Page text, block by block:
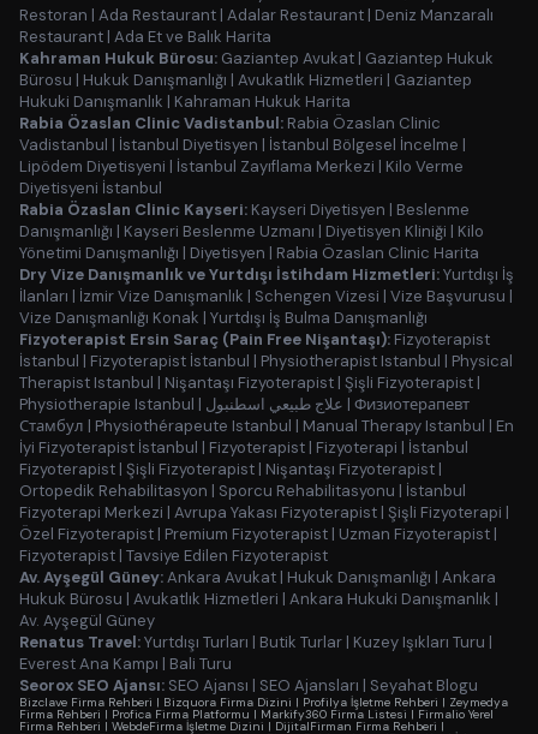
Restoran | Ada Restaurant | Adalar Restaurant | Deniz Manzaralı
Restaurant | Ada Et ve Balık Harita
Kahraman Hukuk Bürosu: Gaziantep Avukat | Gaziantep Hukuk
Bürosu | Hukuk Danışmanlığı | Avukatlık Hizmetleri | Gaziantep
Hukuki Danışmanlık | Kahraman Hukuk Harita
Rabia Özaslan Clinic Vadistanbul: Rabia Özaslan Clinic
Vadistanbul | İstanbul Diyetisyen | İstanbul Bölgesel İncelme |
Lipödem Diyetisyeni | İstanbul Zayıflama Merkezi | Kilo Verme
Diyetisyeni İstanbul
Rabia Özaslan Clinic Kayseri: Kayseri Diyetisyen | Beslenme
Danışmanlığı | Kayseri Beslenme Uzmanı | Diyetisyen Kliniği | Kilo
Yönetimi Danışmanlığı | Diyetisyen | Rabia Özaslan Clinic Harita
Dry Vize Danışmanlık ve Yurtdışı İstihdam Hizmetleri:Yurtdışı İş
İlanları | İzmir Vize Danışmanlık | Schengen Vizesi | Vize Başvurusu |
Vize Danışmanlığı Konak | Yurtdışı İş Bulma Danışmanlığı
Fizyoterapist Ersin Saraç (Pain Free Nişantaşı): Fizyoterapist
İstanbul | Fizyoterapist İstanbul | Physiotherapist Istanbul | Physical
Therapist Istanbul | Nişantaşı Fizyoterapist | Şişli Fizyoterapist |
Physiotherapie Istanbul | علاج طبيعي اسطنبول | Физиотерапевт
Стамбул | Physiothérapeute Istanbul | Manual Therapy Istanbul | En
İyi Fizyoterapist İstanbul | Fizyoterapist | Fizyoterapi | İstanbul
Fizyoterapist | Şişli Fizyoterapist | Nişantaşı Fizyoterapist |
Ortopedik Rehabilitasyon | Sporcu Rehabilitasyonu | İstanbul
Fizyoterapi Merkezi | Avrupa Yakası Fizyoterapist | Şişli Fizyoterapi |
Özel Fizyoterapist | Premium Fizyoterapist | Uzman Fizyoterapist |
Fizyoterapist | Tavsiye Edilen Fizyoterapist
Av. Ayşegül Güney:Ankara Avukat | Hukuk Danışmanlığı | Ankara
Hukuk Bürosu | Avukatlık Hizmetleri | Ankara Hukuki Danışmanlık |
Av. Ayşegül Güney
Renatus Travel:Yurtdışı Turları | Butik Turlar | Kuzey Işıkları Turu |
Everest Ana Kampı | Bali Turu
Seorox SEO Ajansı: SEO Ajansı | SEO Ajansları | Seyahat Blogu
Bizclave Firma Rehberi | Bizquora Firma Dizini | Profilya İşletme Rehberi | Zeymedya
Firma Rehberi | Profica Firma Platformu | Markify360 Firma Listesi | Firmalio Yerel
Firma Rehberi | WebdeFirma İşletme Dizini | DijitalFirman Firma Rehberi |